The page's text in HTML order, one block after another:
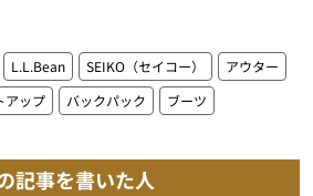
L.L.Bean SEIKO（セイコー）
アウター
アップ バックパック ブーツ
記事を書いた人